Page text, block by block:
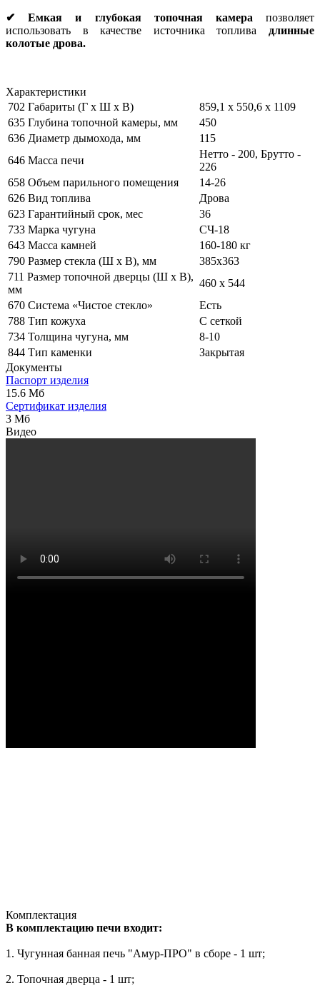
✔ Емкая и глубокая топочная камера позволяет
использовать в качестве источника топлива длинные
колотые дрова.
Характеристики
702 Габариты (Г х Ш х В)
859,1 х 550,6 х 1109
635 Глубина топочной камеры, мм
450
636 Диаметр дымохода, мм
115
646 Масса печи
Нетто - 200, Брутто -
226
658 Объем парильного помещения
14-26
626 Вид топлива
Дрова
623 Гарантийный срок, мес
36
733 Марка чугуна
СЧ-18
643 Масса камней
160-180 кг
790 Размер стекла (Ш х В), мм
385х363
711 Размер топочной дверцы (Ш х В),
мм
460 х 544
670 Система «Чистое стекло»
Есть
788 Тип кожуха
С сеткой
734 Толщина чугуна, мм
8-10
844 Тип каменки
Закрытая
Документы
Паспорт изделия
15.6 Мб
Сертификат изделия
3 Мб
Видео
Комплектация
В комплектацию печи входит:
1. Чугунная банная печь "Амур-ПРО" в сборе - 1 шт;
2. Топочная дверца - 1 шт;